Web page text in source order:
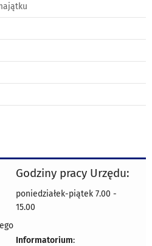
Godziny pracy Urzędu:
poniedziałek-piątek 7.00 -
15.00
Informatorium: